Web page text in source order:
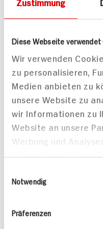
Diese Webseite verwendet
Wir verwenden
zu personalisieren,
Medien anbieten zu
unsere Website zu
wir Informationen zu
Website an unsere
Werbung und
führen diese
bereitgestellt haben
Notwendig
Präferenzen
fruchtig
80 min
Leicht